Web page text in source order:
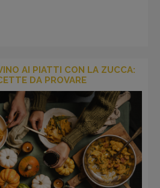
AI PIATTI CON LA ZUCCA:
DA PROVARE